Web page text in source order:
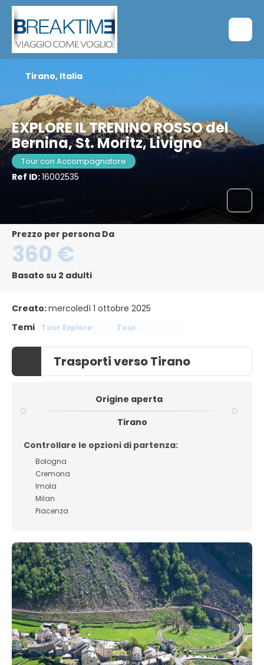
EXPLORE IL TRENINO ROSSO del
Bernina, St. Moritz, Livigno
Tour con Accompagnatore
Ref ID:16002535
Tirano, Italia
Prezzo per persona Da
360 €
Basato su 2 adulti
Creato:mercoledì 1 ottobre 2025
Temi
Tour Explore Tour
Trasporti verso Tirano
Origine aperta
Tirano
Controllare le opzioni di partenza:
Bologna
Cremona
Imola
Milan
Piacenza